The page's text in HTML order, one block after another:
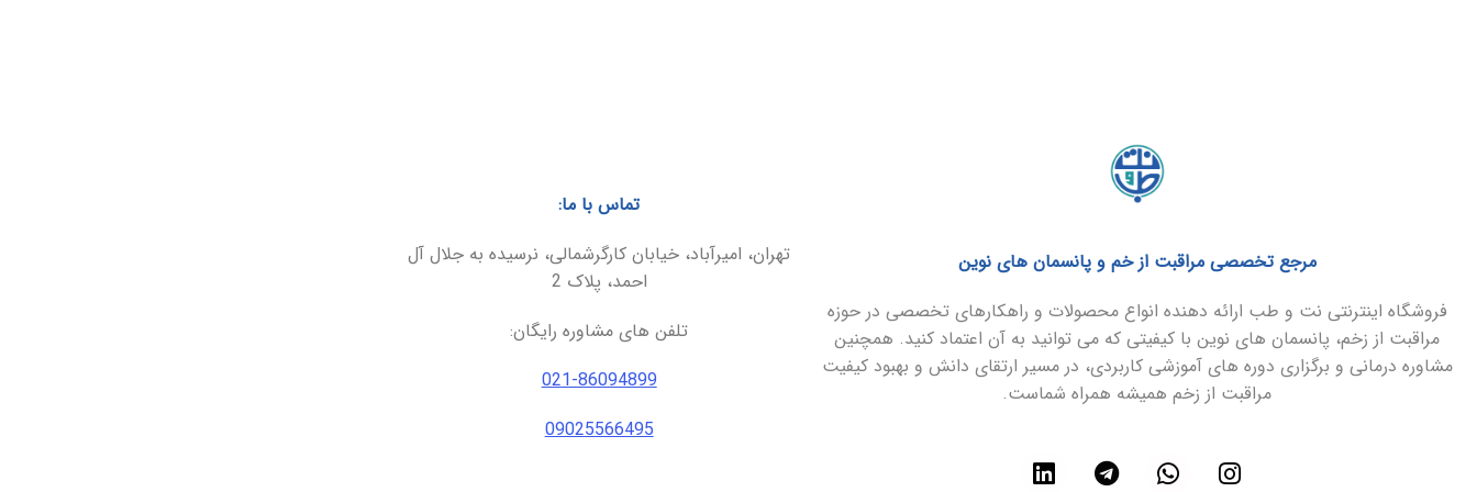
مرجع تخصصی مراقبت از خم و پانسمان های نوین
فروشگاه اینترنتی نت و طب ارائه دهنده انواع محصولات و راهکارهای تخصصی در حوزه
مراقبت از زخم، پانسمان های نوین با کیفیتی که می توانید به آن اعتماد کنید. همچنین
مشاوره درمانی و برگزاری دوره های آموزشی کاربردی، در مسیر ارتقای دانش و بهبود کیفیت
مراقبت از زخم همیشه همراه شماست.
تماس با ما:
تهران، امیرآباد، خیابان کارگرشمالی، نرسیده به جلال آل
احمد، پلاک 2
تلفن های مشاوره رایگان:
021-86094899
09025566495